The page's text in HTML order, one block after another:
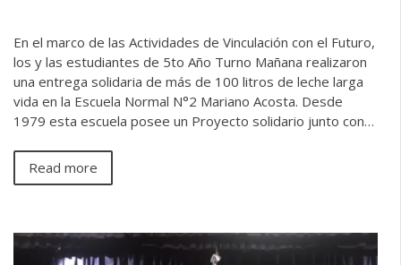
En el marco de las Actividades de Vinculación con el Futuro,
los y las estudiantes de 5to Año Turno Mañana realizaron
una entrega solidaria de más de 100 litros de leche larga
vida en la Escuela Normal N°2 Mariano Acosta. Desde
1979 esta escuela posee un Proyecto solidario junto con…
Read more